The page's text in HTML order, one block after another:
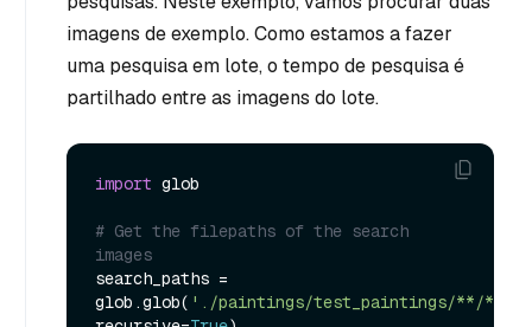
imagens de exemplo. Como estamos a fazer
uma pesquisa em lote, o tempo de pesquisa é
partilhado entre as imagens do lote.
import glob
# Get the filepaths of the search
images
search_paths =
glob.glob( './paintings/test_paintings/**/